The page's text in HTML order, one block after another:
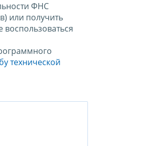
ФНС
или получить
технической